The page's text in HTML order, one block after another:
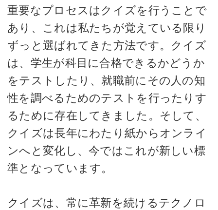
重要なプロセスはクイズを行うことで
あり、これは私たちが覚えている限り
ずっと選ばれてきた方法です。クイズ
は、学生が科目に合格できるかどうか
をテストしたり、就職前にその人の知
性を調べるためのテストを行ったりす
るために存在してきました。そして、
クイズは長年にわたり紙からオンライ
ンへと変化し、今ではこれが新しい標
準となっています。
クイズは、常に革新を続けるテクノロ